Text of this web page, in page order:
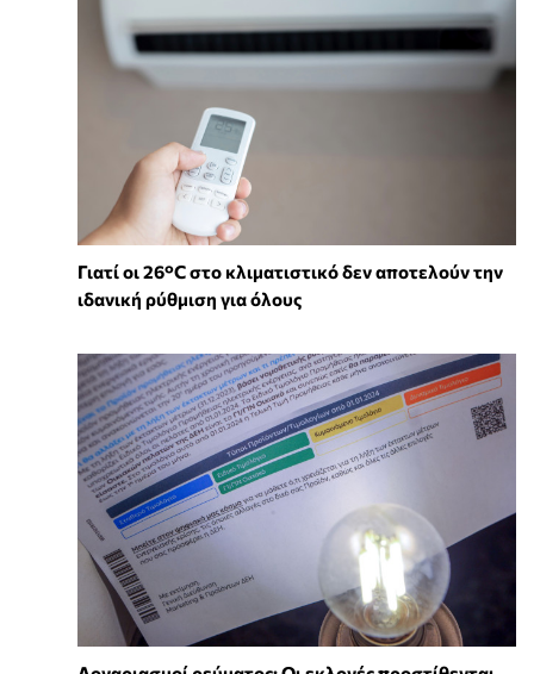
Γιατί οι 26°C στο κλιματιστικό δεν αποτελούν την
ιδανική ρύθμιση για όλους